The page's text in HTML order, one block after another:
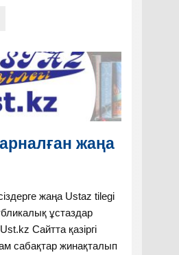
жаңа
жаңа Ustaz tilegi
ұстаздар
Сайтта қазіргі
сабақтар жинақталып